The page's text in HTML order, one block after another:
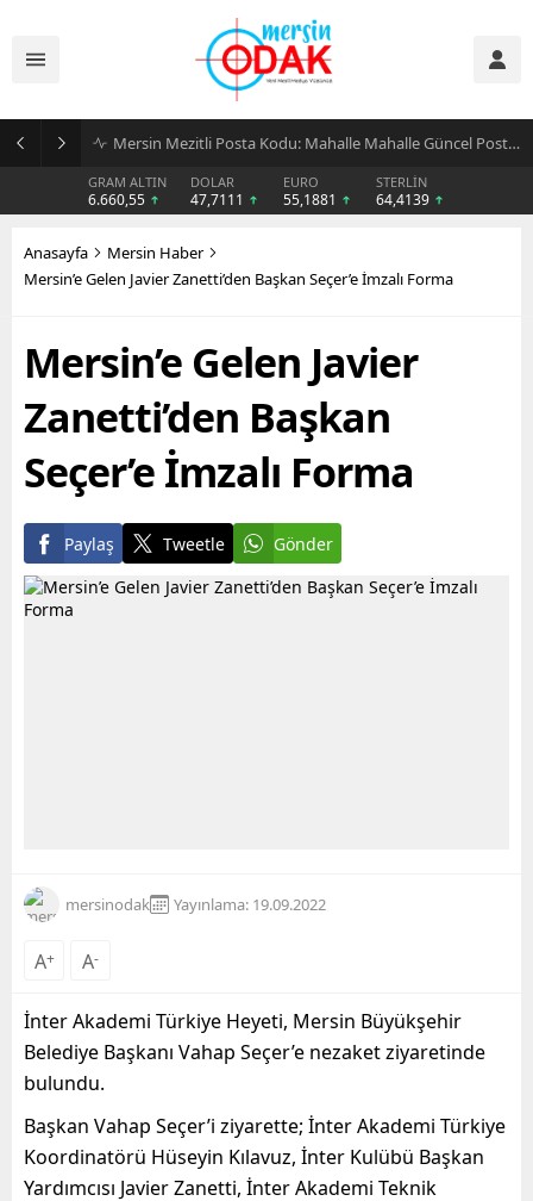
Günlük Stil İçin Erkek Sneaker Önerileri
GRAM ALTIN
6.660,55
DOLAR
47,7111
EURO
55,1881
STERLİN
64,4139
Anasayfa
Mersin Haber
Mersin’e Gelen Javier Zanetti’den Başkan Seçer’e İmzalı Forma
Mersin’e Gelen Javier
Zanetti’den Başkan
Seçer’e İmzalı Forma
Paylaş Tweetle Gönder
mersinodak Yayınlama: 19.09.2022
A+ A-
İnter Akademi Türkiye Heyeti, Mersin Büyükşehir
Belediye Başkanı Vahap Seçer’e nezaket ziyaretinde
bulundu.
Başkan Vahap Seçer’i ziyarette; İnter Akademi Türkiye
Koordinatörü Hüseyin Kılavuz, İnter Kulübü Başkan
Yardımcısı Javier Zanetti, İnter Akademi Teknik